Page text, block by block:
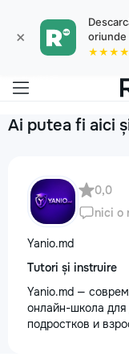
×
oriunde
Ai putea fi aici
0,0
nici o
Yanio.md
Tutori și instruire
Yanio.md —
онлайн-школа для
подростков и